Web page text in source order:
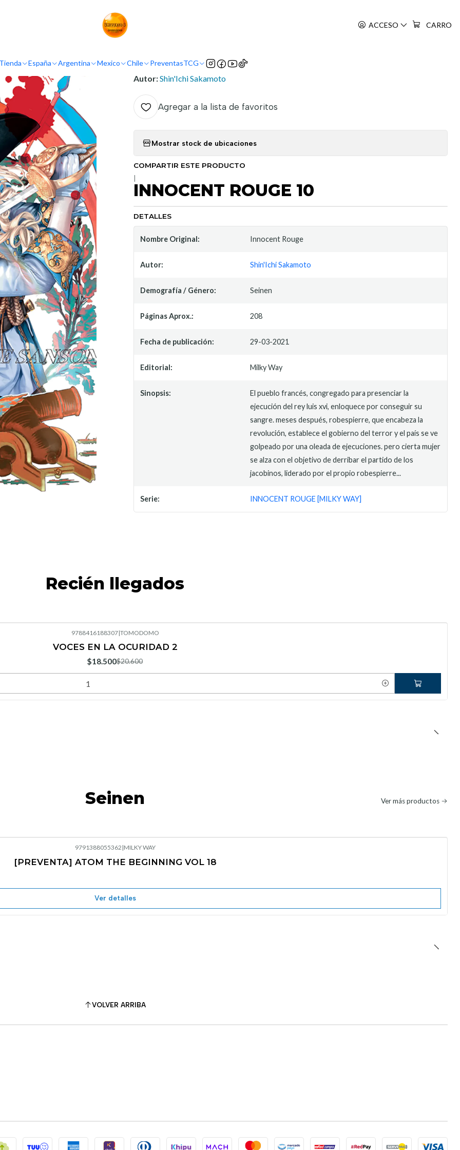
ACCESO CARRO
Tienda España Argentina Mexico Chile PreventasTCG
Nombre original:Innocent Rouge
Autor:Shin'Ichi Sakamoto
Agregar a la lista de favoritos
Mostrar stock de ubicaciones
COMPARTIR ESTE PRODUCTO
INNOCENT ROUGE 10
DETALLES
Nombre Original: Innocent Rouge
Autor: Shin'Ichi Sakamoto
Demografía / Género: Seinen
Páginas Aprox.: 208
Fecha de publicación: 29-03-2021
Editorial: Milky Way
Sinopsis:
El pueblo francés, congregado para presenciar la
ejecución del rey luis xvi, enloquece por conseguir su
sangre. meses después, robespierre, que encabeza la
revolución, establece el gobierno del terror y el país se ve
golpeado por una oleada de ejecuciones. pero cierta mujer
se alza con el objetivo de derribar el partido de los
jacobinos, liderado por el propio robespierre...
Serie: INNOCENT ROUGE [MILKY WAY]
Recién llegados
9788416188307|TOMODOMO
VOCES EN LA OCURIDAD 2
$18.500$20.600
Seinen Ver más productos
9791388055362 |MILKY WAY
[PREVENTA] ATOM THE BEGINNING VOL 18
Ver detalles
VOLVER ARRIBA